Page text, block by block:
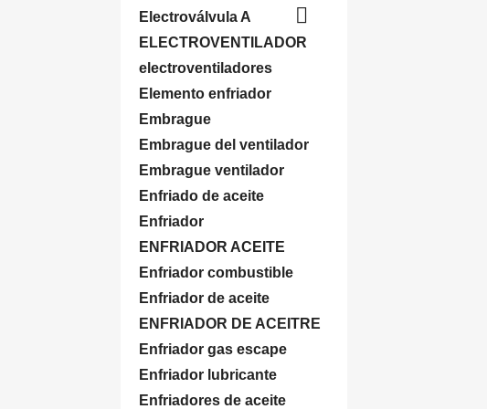
Electroválvula A

ELECTROVENTILADOR
electroventiladores
Elemento enfriador
Embrague
Embrague del ventilador
Embrague ventilador
Enfriado de aceite
Enfriador
ENFRIADOR ACEITE
Enfriador combustible
Enfriador de aceite
ENFRIADOR DE ACEITRE
Enfriador gas escape
Enfriador lubricante
Enfriadores de aceite